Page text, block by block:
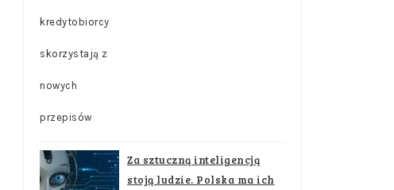
Za sztuczną inteligencją
stoją ludzie. Polska ma ich